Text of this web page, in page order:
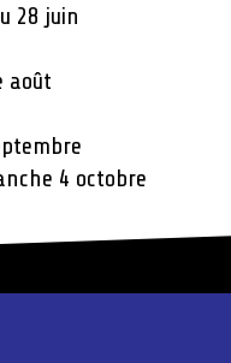
28 juin
août
4 octobre